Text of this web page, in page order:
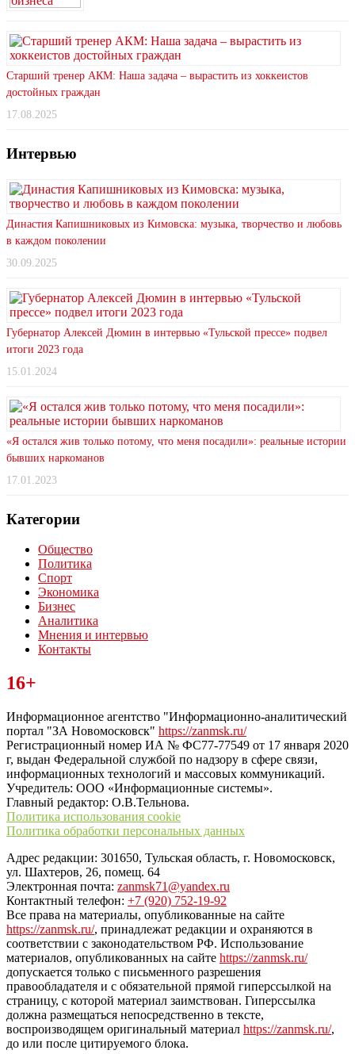
Старший тренер АКМ: Наша задача – вырастить из хоккеистов
достойных граждан
17.08.2025
Интервью
Династия Капишниковых из Кимовска: музыка, творчество и любовь
в каждом поколении
30.09.2025
Губернатор Алексей Дюмин в интервью «Тульской прессе» подвел
итоги 2023 года
15.01.2024
«Я остался жив только потому, что меня посадили»: реальные истории
бывших наркоманов
17.01.2023
Категории
Общество
Политика
Спорт
Экономика
Бизнес
Аналитика
Мнения и интервью
Контакты
Читайте последние новости дня в Тульской области на сайте
“ЗаНовомосковск”
16+
Информационное агентство "Информационно-аналитический
портал "ЗА Новомосковск" https://zanmsk.ru/
Регистрационный номер ИА № ФС77-77549 от 17 января 2020
г, выдан Федеральной службой по надзору в сфере связи,
информационных технологий и массовых коммуникаций.
Учредитель: ООО «Информационные системы».
Главный редактор: О.В.Тельнова.
Политика использования cookie
Политика обработки персональных данных
Адрес редакции: 301650, Тульская область, г. Новомосковск,
ул. Шахтеров, 26, помещ. 64
Электронная почта: zanmsk71@yandex.ru
Контактный телефон: +7 (920) 752-19-92
Все права на материалы, опубликованные на сайте
https://zanmsk.ru/, принадлежат редакции и охраняются в
соответствии с законодательством РФ. Использование
материалов, опубликованных на сайте https://zanmsk.ru/
допускается только с письменного разрешения
правообладателя и с обязательной прямой гиперссылкой на
страницу, с которой материал заимствован. Гиперссылка
должна размещаться непосредственно в тексте,
воспроизводящем оригинальный материал https://zanmsk.ru/,
до или после цитируемого блока.